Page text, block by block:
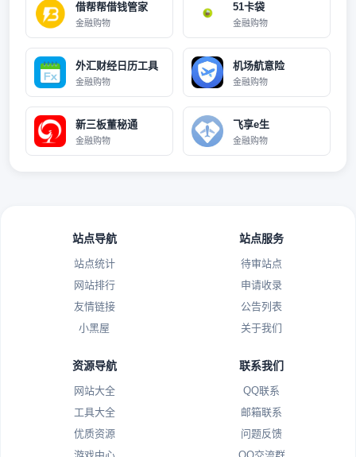
借帮帮借钱管家
金融购物
51卡袋
金融购物
外汇财经日历工具
金融购物
机场航意险
金融购物
新三板董秘通
金融购物
飞享e生
金融购物
站点导航
站点统计
网站排行
友情链接
小黑屋
站点服务
待审站点
申请收录
公告列表
关于我们
资源导航
网站大全
工具大全
优质资源
联系我们
QQ联系
邮箱联系
问题反馈